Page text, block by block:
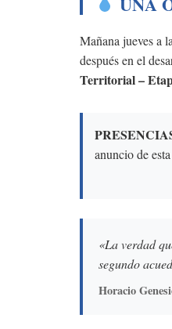
Mañana jueves a
después en el
Territorial –
anuncio de
«La verdad
segundo
Horacio